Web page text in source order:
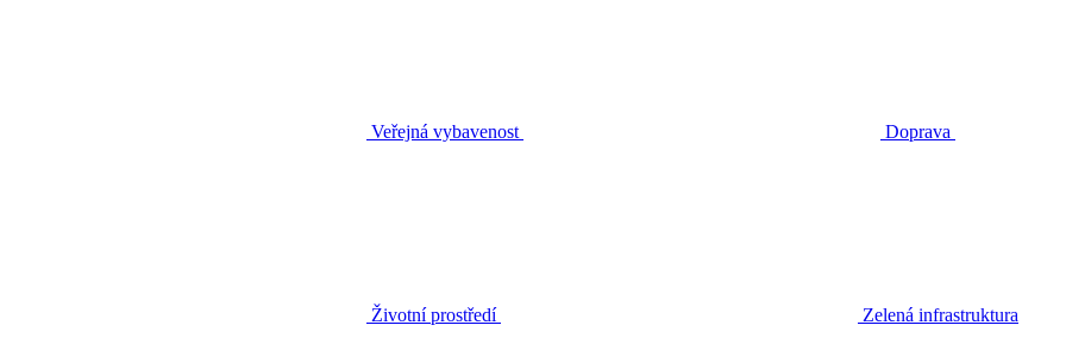
Veřejná vybavenost Doprava
Životní prostředí Zelená infrastruktura